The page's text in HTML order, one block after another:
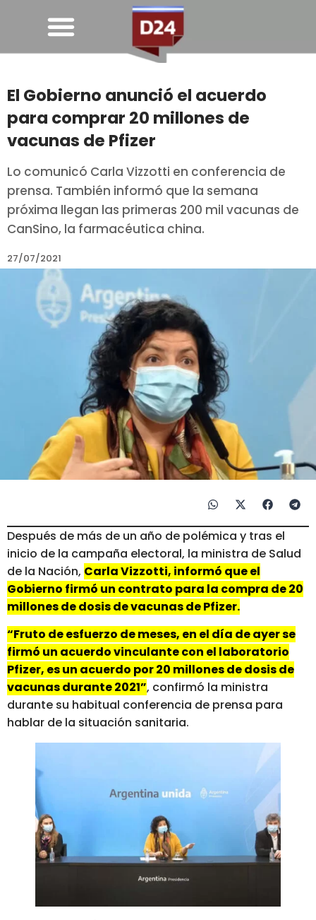
El Gobierno anunció el acuerdo
para comprar 20 millones de
vacunas de Pfizer
Lo comunicó Carla Vizzotti en conferencia de
prensa. También informó que la semana
próxima llegan las primeras 200 mil vacunas de
CanSino, la farmacéutica china.
27/07/2021
Después de más de un año de polémica y tras el
inicio de la campaña electoral, la ministra de Salud
de la Nación, Carla Vizzotti, informó que el
Gobierno firmó un contrato para la compra de 20
millones de dosis de vacunas de Pfizer.
“Fruto de esfuerzo de meses, en el día de ayer se
firmó un acuerdo vinculante con el laboratorio
Pfizer, es un acuerdo por 20 millones de dosis de
vacunas durante 2021”, confirmó la ministra
durante su habitual conferencia de prensa para
hablar de la situación sanitaria.